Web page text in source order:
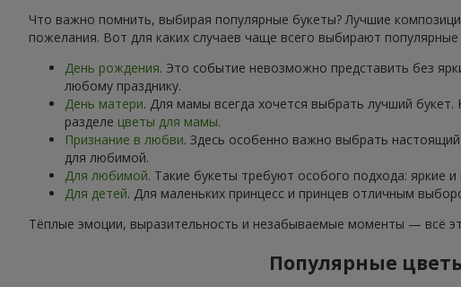
Что важно помнить, выбирая популярные букеты? Лучшие
пожелания. Вот для каких случаев чаще всего выбирают
День рождения. Это событие невозможно представить без
любому празднику.
День матери. Для мамы всегда хочется выбрать лучший
разделе цветы для мамы.
Признание в любви. Здесь особенно важно выбрать
для любимой.
Для любимой. Такие букеты требуют особого подхода: яркие
Для детей. Для маленьких принцесс и принцев отличным
Тёплые эмоции, выразительность и незабываемые моменты — всё
Популярные